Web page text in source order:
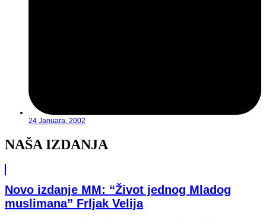
24 Januara, 2002
NAŠA IZDANJA
Novo izdanje MM: “Život jednog Mladog
muslimana” Frljak Velija